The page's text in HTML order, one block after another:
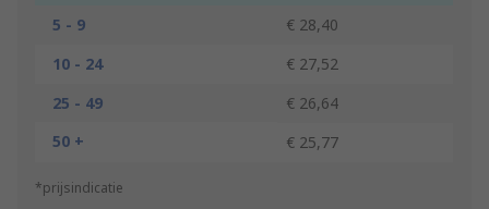
5 - 9
€ 28,40
10 - 24
€ 27,52
25 - 49
€ 26,64
50 +
€ 25,77
*prijsindicatie